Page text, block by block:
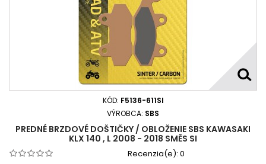
KÓD: F5136-611SI
VÝROBCA: SBS
PREDNÉ BRZDOVÉ DOŠTIČKY / OBLOŽENIE SBS KAWASAKI
KLX 140 , L 2008 - 2018 SMĚS SI
Recenzia(e): 0